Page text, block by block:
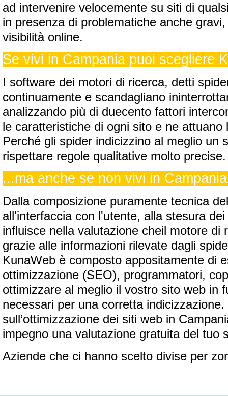
ad intervenire velocemente su siti di
in presenza di problematiche anche
visibilità online.
Se vivi in Campania puoi scegliere
I software dei motori di ricerca, detti
continuamente e scandagliano
analizzando più di duecento fattori
le caratteristiche di ogni sito e ne attuano
Perché gli spider indicizzino al meglio un
rispettare regole qualitative molto precise.
...ma anche se non vivi in
Dalla composizione puramente tecnica
all'interfaccia con l'utente, alla stesura
influisce nella valutazione cheil motore di
grazie alle informazioni rilevate dagli
KunaWeb è composto appositamente di
ottimizzazione (SEO), programmatori,
ottimizzare al meglio il vostro sito web in
necessari per una corretta
sull’ottimizzazione dei siti web in
impegno una valutazione gratuita del tuo
Aziende che ci hanno scelto divise per